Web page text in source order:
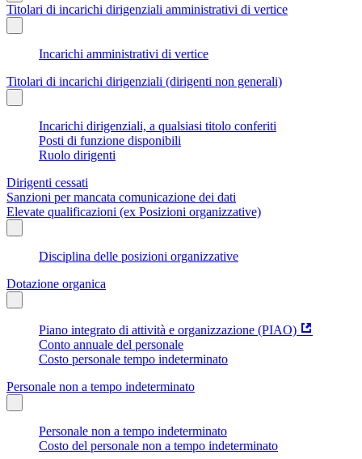
Titolari di incarichi dirigenziali amministrativi di vertice
Incarichi amministrativi di vertice
Titolari di incarichi dirigenziali (dirigenti non generali)
Incarichi dirigenziali, a qualsiasi titolo conferiti
Posti di funzione disponibili
Ruolo dirigenti
Dirigenti cessati
Sanzioni per mancata comunicazione dei dati
Elevate qualificazioni (ex Posizioni organizzative)
Disciplina delle posizioni organizzative
Dotazione organica
Piano integrato di attività e organizzazione (PIAO)
Conto annuale del personale
Costo personale tempo indeterminato
Personale non a tempo indeterminato
Personale non a tempo indeterminato
Costo del personale non a tempo indeterminato